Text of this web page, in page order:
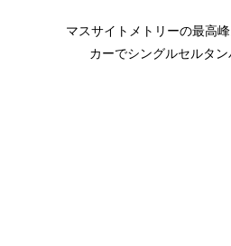
マスサイトメトリーの最高
カーでシングルセルタン